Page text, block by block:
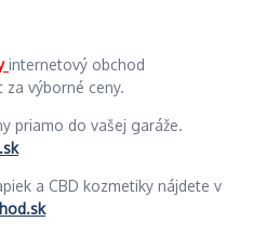
internetový obchod
výborné ceny.
priamo do vašej garáže.
a CBD kozmetiky nájdete v